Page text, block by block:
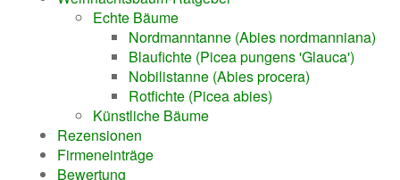
Echte Bäume
Nordmanntanne (Abies nordmanniana)
Blaufichte (Picea pungens 'Glauca')
Nobilistanne (Abies procera)
Rotfichte (Picea abies)
Künstliche Bäume
Rezensionen
Firmeneinträge
Bewertung